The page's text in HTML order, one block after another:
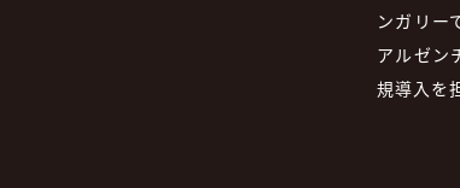
ンガリー
アルゼン
規導入を